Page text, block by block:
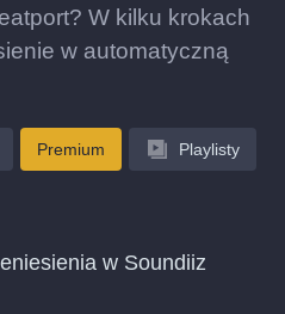
W kilku krokach
w automatyczną
Premium Playlisty
w Soundiiz